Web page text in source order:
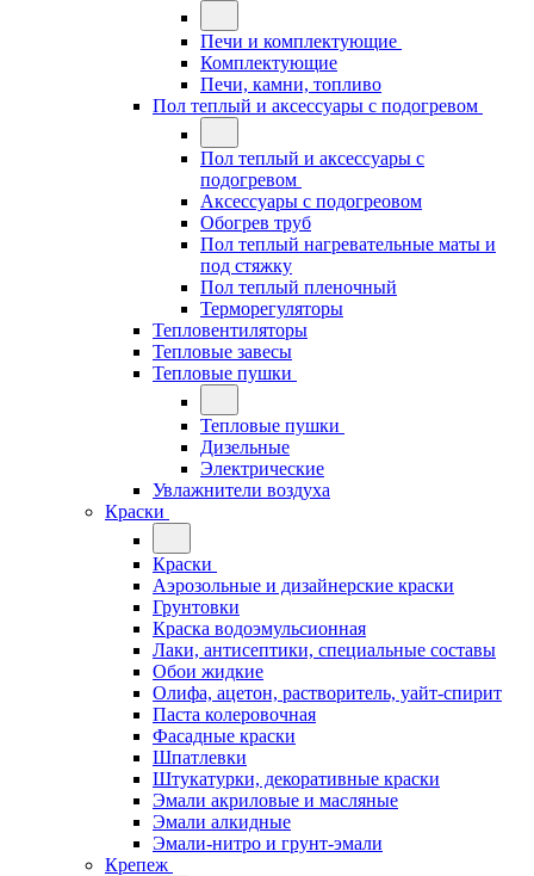
Печи и комплектующие
Комплектующие
Печи, камни, топливо
Пол теплый и аксессуары с подогревом
Пол теплый и аксессуары с
подогревом
Аксессуары с подогреовом
Обогрев труб
Пол теплый нагревательные маты и
под стяжку
Пол теплый пленочный
Терморегуляторы
Тепловентиляторы
Тепловые завесы
Тепловые пушки
Тепловые пушки
Дизельные
Электрические
Увлажнители воздуха
Краски
Краски
Аэрозольные и дизайнерские краски
Грунтовки
Краска водоэмульсионная
Лаки, антисептики, специальные составы
Обои жидкие
Олифа, ацетон, растворитель, уайт-спирит
Паста колеровочная
Фасадные краски
Шпатлевки
Штукатурки, декоративные краски
Эмали акриловые и масляные
Эмали алкидные
Эмали-нитро и грунт-эмали
Крепеж